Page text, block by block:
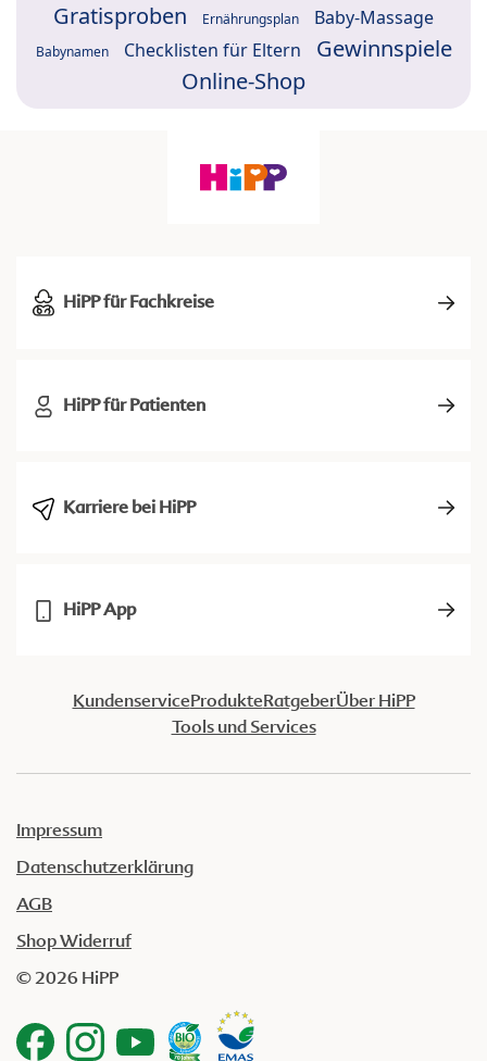
Gratisproben Ernährungsplan Baby-Massage
Babynamen Checklisten für Eltern
Gewinnspiele
Online-Shop
HiPP für Fachkreise
HiPP für Patienten
Karriere bei HiPP
HiPP App
KundenserviceProdukteRatgeberÜber HiPP
Tools und Services
Impressum
Datenschutzerklärung
AGB
Shop Widerruf
© 2026 HiPP